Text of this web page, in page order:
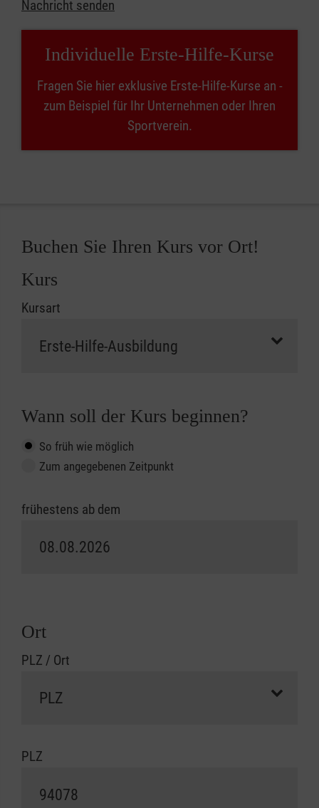
Nachricht senden
Individuelle Erste-Hilfe-Kurse
Fragen Sie hier exklusive Erste-Hilfe-Kurse an -
zum Beispiel für Ihr Unternehmen oder Ihren
Sportverein.
Buchen Sie Ihren Kurs vor Ort!
Kurs
Kursart
Wann soll der Kurs beginnen?
So früh wie möglich
Zum angegebenen Zeitpunkt
frühestens ab dem
Ort
PLZ / Ort
PLZ